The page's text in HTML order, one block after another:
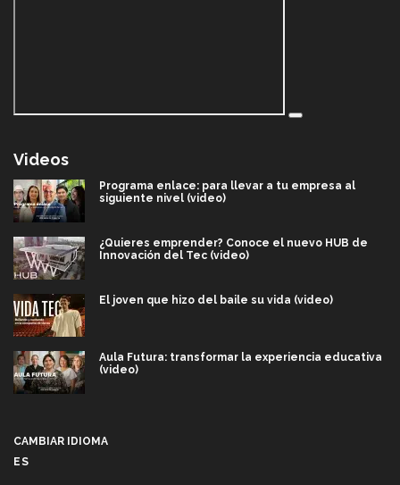
Videos
Programa enlace: para llevar a tu empresa al
siguiente nivel (video)
¿Quieres emprender? Conoce el nuevo HUB de
Innovación del Tec (video)
El joven que hizo del baile su vida (video)
Aula Futura: transformar la experiencia educativa
(video)
CAMBIAR IDIOMA
ES